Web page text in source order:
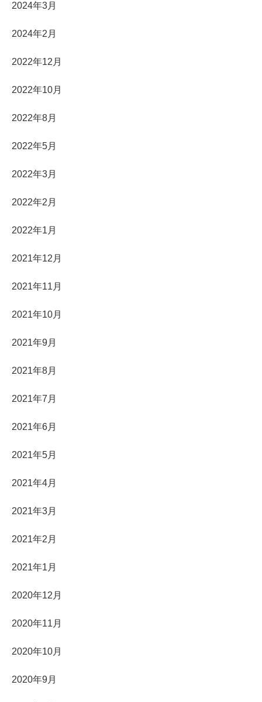
2024年3月
2024年2月
2022年12月
2022年10月
2022年8月
2022年5月
2022年3月
2022年2月
2022年1月
2021年12月
2021年11月
2021年10月
2021年9月
2021年8月
2021年7月
2021年6月
2021年5月
2021年4月
2021年3月
2021年2月
2021年1月
2020年12月
2020年11月
2020年10月
2020年9月